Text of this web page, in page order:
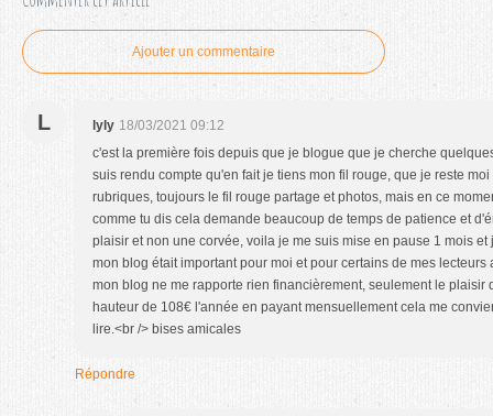
Ajouter un commentaire
L lyly 18/03/2021 09:12
c'est la première fois depuis que je blogue que je cherche
suis rendu compte qu'en fait je tiens mon fil rouge, que je reste
rubriques, toujours le fil rouge partage et photos, mais en ce
comme tu dis cela demande beaucoup de temps de patience et
plaisir et non une corvée, voila je me suis mise en pause 1 mois
mon blog était important pour moi et pour certains de mes lecteurs
mon blog ne me rapporte rien financièrement, seulement le plaisir
hauteur de 108€ l'année en payant mensuellement cela me
lire.<br /> bises amicales
Répondre